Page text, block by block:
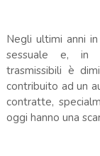
Negli ultimi anni
sessuale e, in
trasmissibili è
contribuito ad un
contratte,
oggi hanno una